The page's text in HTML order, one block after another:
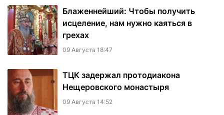
Блаженнейший: Чтобы получить
исцеление, нам нужно каяться в
грехах
09 Августа 18:47
ТЦК задержал протодиакона
Нещеровского монастыря
09 Августа 14:52